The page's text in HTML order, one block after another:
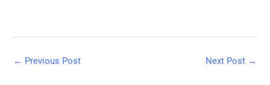
← Previous Post Next Post →